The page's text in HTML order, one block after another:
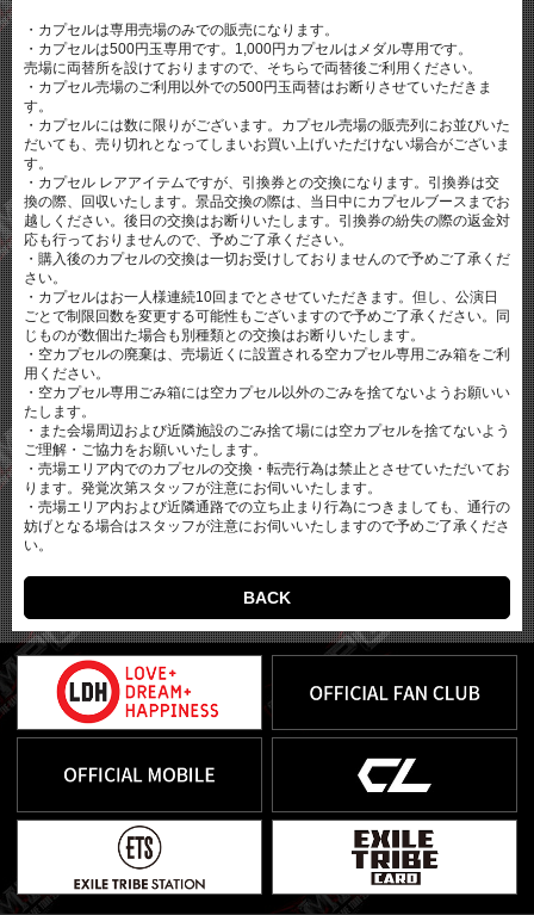
・カプセルは専用売場のみでの販売になります。
・カプセルは500円玉専用です。1,000円カプセルはメダル専用です。
売場に両替所を設けておりますので、そちらで両替後ご利用ください。
・カプセル売場のご利用以外での500円玉両替はお断りさせていただきま
す。
・カプセルには数に限りがございます。カプセル売場の販売列にお並びいた
だいても、売り切れとなってしまいお買い上げいただけない場合がございま
す。
・カプセル レアアイテムですが、引換券との交換になります。引換券は交
換の際、回収いたします。景品交換の際は、当日中にカプセルブースまでお
越しください。後日の交換はお断りいたします。引換券の紛失の際の返金対
応も行っておりませんので、予めご了承ください。
・購入後のカプセルの交換は一切お受けしておりませんので予めご了承くだ
さい。
・カプセルはお一人様連続10回までとさせていただきます。但し、公演日
ごとで制限回数を変更する可能性もございますので予めご了承ください。同
じものが数個出た場合も別種類との交換はお断りいたします。
・空カプセルの廃棄は、売場近くに設置される空カプセル専用ごみ箱をご利
用ください。
・空カプセル専用ごみ箱には空カプセル以外のごみを捨てないようお願いい
たします。
・また会場周辺および近隣施設のごみ捨て場には空カプセルを捨てないよう
ご理解・ご協力をお願いいたします。
・売場エリア内でのカプセルの交換・転売行為は禁止とさせていただいてお
ります。発覚次第スタッフが注意にお伺いいたします。
・売場エリア内および近隣通路での立ち止まり行為につきましても、通行の
妨げとなる場合はスタッフが注意にお伺いいたしますので予めご了承くださ
い。
BACK